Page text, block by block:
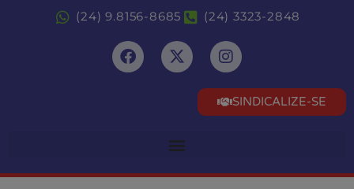
(24) 9.8156-8685 (24) 3323-2848
SINDICALIZE-SE